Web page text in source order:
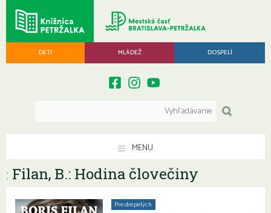
DETI MLÁDEŽ DOSPELÍ
MENU
: Filan, B.: Hodina človečiny
Pre dospelých